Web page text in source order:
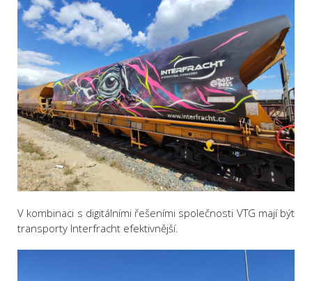
V kombinaci s digitálními řešeními společnosti VTG mají být
transporty Interfracht efektivnější.